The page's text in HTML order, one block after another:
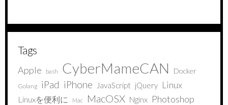
Tags
Apple bash CyberMameCAN Docker
Golang iPad iPhone JavaScript jQuery Linux
Linuxを便利に Mac MacOSX Nginx Photoshop